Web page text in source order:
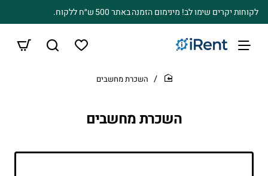
לקוחות יקרים שימו לב! מינימום הזמנה באתר 500 ש״ח ללקוח.
השכרת מחשבים
home
השכרת מחשבים